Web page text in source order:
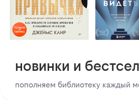
новинки и
пополняем библиотеку каждый